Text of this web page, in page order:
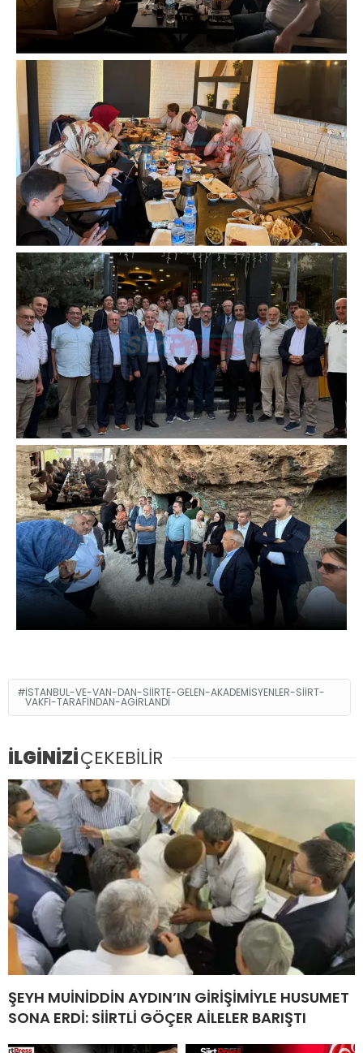
ISTANBUL-VE-VAN-DAN-SIIRTE-GELEN-AKADEMISYENLER-SIIRT-
VAKFI-TARAFINDAN-AGIRLANDI
İLGİNİZİÇEKEBİLİR
ŞEYH MUİNİDDİN AYDIN’IN GİRİŞİMİYLE HUSUMET
SONA ERDİ: SİİRTLİ GÖÇER AİLELER BARIŞTI